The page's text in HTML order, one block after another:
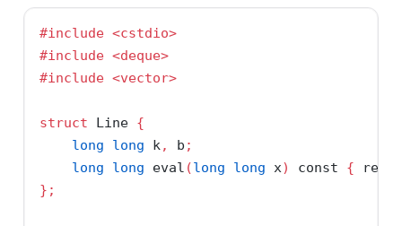
#include <cstdio>
#include <deque>
#include <vector>
struct Line {
long
long k, b ;
long
long eval (long long x) const {
};